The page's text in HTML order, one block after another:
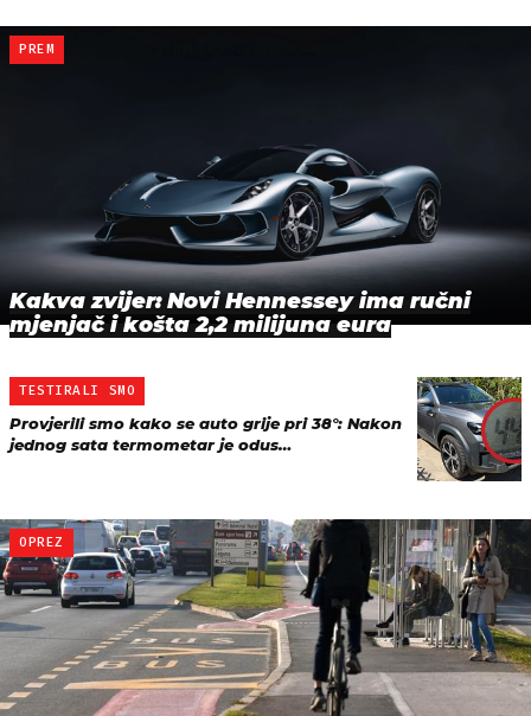
PREM
Kakva zvijer: Novi Hennessey ima ručni
mjenjač i košta 2,2 milijuna eura
TESTIRALI SMO
Provjerili smo kako se auto grije pri 38°: Nakon
jednog sata termometar je odus…
OPREZ